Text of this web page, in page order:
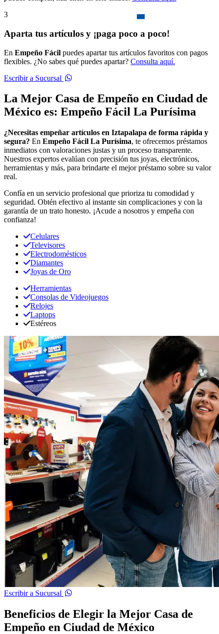
3
Aparta tus artículos y ¡paga poco a poco!
En Empeño Fácil puedes apartar tus artículos favoritos con pagos
flexibles. ¿No sabes qué puedes apartar? Consulta aquí.
Escribir a Sucursal
La Mejor Casa de Empeño en Ciudad de
México es: Empeño Fácil La Purísima
¿Necesitas empeñar artículos en Iztapalapa de forma rápida y
segura? En Empeño Fácil La Purísima, te ofrecemos préstamos
inmediatos con valoraciones justas y un proceso transparente.
Nuestros expertos evalúan con precisión tus joyas, electrónicos,
herramientas y más, para brindarte el mejor préstamo sobre su valor
real.
Confía en un servicio profesional que prioriza tu comodidad y
seguridad. Obtén efectivo al instante sin complicaciones y con la
garantía de un trato honesto. ¡Acude a nosotros y empeña con
confianza!
Celulares
Televisores
Electrodomésticos
Diamantes
Joyas de Oro
Herramientas
Consolas de Videojuegos
Relojes
Laptops
Estéreos
Escribir a Sucursal
Beneficios de Elegir la Mejor Casa de
Empeño en Ciudad de México